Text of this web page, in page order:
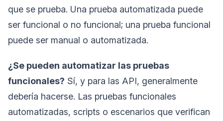
que se prueba. Una prueba automatizada puede
ser funcional o no funcional; una prueba funcional
puede ser manual o automatizada.
¿Se pueden automatizar las pruebas
funcionales? Sí, y para las API, generalmente
debería hacerse. Las pruebas funcionales
automatizadas, scripts o escenarios que verifican